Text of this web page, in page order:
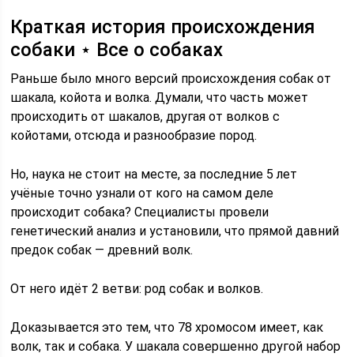
Краткая история происхождения
собаки ⋆ Все о собаках
Раньше было много версий происхождения собак от
шакала, койота и волка. Думали, что часть может
происходить от шакалов, другая от волков с
койотами, отсюда и разнообразие пород.
Но, наука не стоит на месте, за последние 5 лет
учёные точно узнали от кого на самом деле
происходит собака? Специалисты провели
генетический анализ и установили, что прямой давний
предок собак — древний волк.
От него идёт 2 ветви: род собак и волков.
Доказывается это тем, что 78 хромосом имеет, как
волк, так и собака. У шакала совершенно другой набор